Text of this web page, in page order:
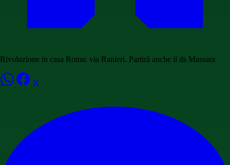
Rivoluzione in casa Roma: via Ranieri. Partirà anche il ds Massara